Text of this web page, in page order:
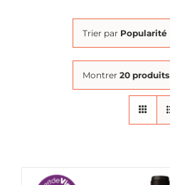
Trier par Popularité
Montrer 20 produits